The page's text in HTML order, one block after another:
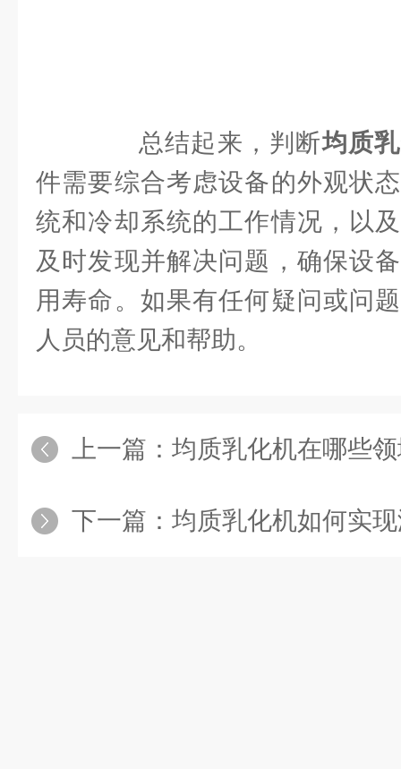
总结起来，判断均质
件需要综合考虑设备的外观状
统和冷却系统的工作情况，以
及时发现并解决问题，确保设
用寿命。如果有任何疑问或问
人员的意见和帮助。
上一篇： 均质乳化机在哪些
下一篇： 均质乳化机如何实